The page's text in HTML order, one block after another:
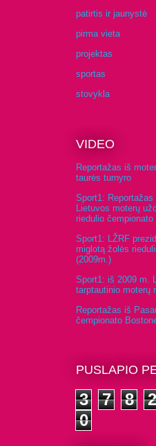
patirtis ir jaunystė
pirma vieta
projektas
sportas
stovykla
VIDEO
Reportažas iš
taurės turnyro
Sport1: Reportažas
Lietuvos moterų
riedulio
Sport1: LŽRF
miglotą žolės
(2009m.)
Sport1: iš 2009 m.
tarptautinio moterų
Reportažas iš
čempionato
PUSLAPIO
3 7 8 2
0